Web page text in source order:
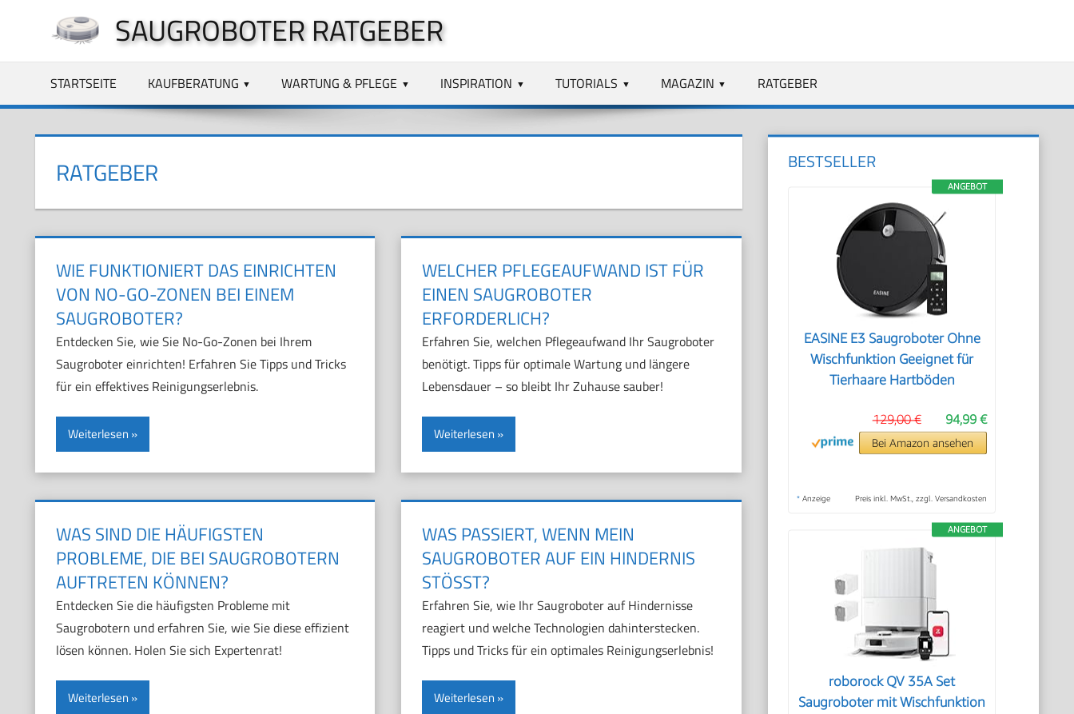
springen
SAUGROBOTER RATGEBER
STARTSEITE KAUFBERATUNG WARTUNG & PFLEGE INSPIRATION TUTORIALS MAGAZIN RATGEBER
RATGEBER
WIE FUNKTIONIERT DAS EINRICHTEN
VON NO-GO-ZONEN BEI EINEM
SAUGROBOTER?
Entdecken Sie, wie Sie No-Go-Zonen bei Ihrem
Saugroboter einrichten! Erfahren Sie Tipps und Tricks
für ein effektives Reinigungserlebnis.
Weiterlesen
WELCHER PFLEGEAUFWAND IST FÜR
EINEN SAUGROBOTER
ERFORDERLICH?
Erfahren Sie, welchen Pflegeaufwand Ihr Saugroboter
benötigt. Tipps für optimale Wartung und längere
Lebensdauer – so bleibt Ihr Zuhause sauber!
Weiterlesen
WAS SIND DIE HÄUFIGSTEN
PROBLEME, DIE BEI SAUGROBOTERN
AUFTRETEN KÖNNEN?
Entdecken Sie die häufigsten Probleme mit
Saugrobotern und erfahren Sie, wie Sie diese effizient
lösen können. Holen Sie sich Expertenrat!
Weiterlesen
WAS PASSIERT, WENN MEIN
SAUGROBOTER AUF EIN HINDERNIS
STÖSST?
Erfahren Sie, wie Ihr Saugroboter auf Hindernisse
reagiert und welche Technologien dahinterstecken.
Tipps und Tricks für ein optimales Reinigungserlebnis!
Weiterlesen
BESTSELLER
ANGEBOT
EASINE E3 Saugroboter Ohne
Wischfunktion Geeignet für
Tierhaare Hartböden
94,99 €
129,00 €
Bei Amazon ansehen
* Anzeige Preis inkl. MwSt., zzgl. Versandkosten
ANGEBOT
roborock QV 35A Set
Saugroboter mit Wischfunktion